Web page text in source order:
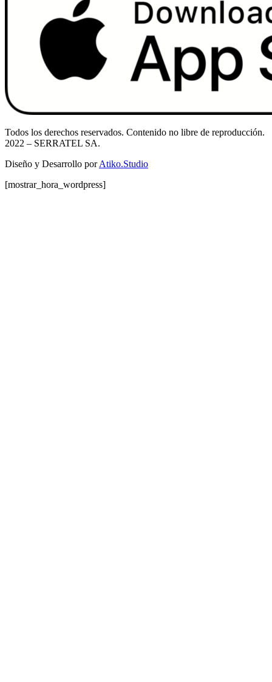
Todos los derechos reservados. Contenido no libre de reproducción.
2022 – SERRATEL SA.
Diseño y Desarrollo porAtiko.Studio
[mostrar_hora_wordpress]